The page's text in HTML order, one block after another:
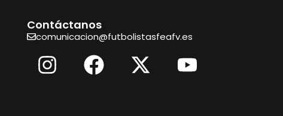
Contáctanos
comunicacion@futbolistasfeafv.es